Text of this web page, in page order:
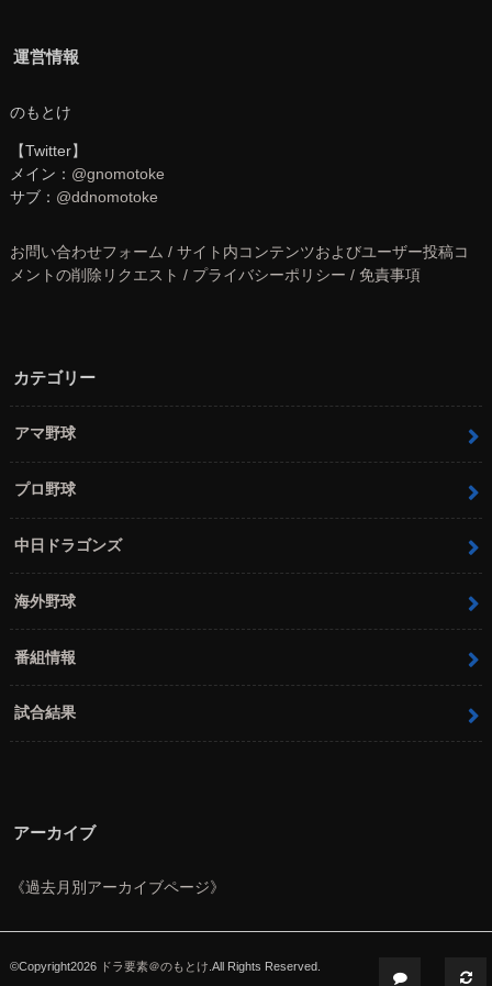
運営情報
のもとけ
【Twitter】
メイン： @gnomotoke
サブ： @ddnomotoke
お問い合わせフォーム / サイト内コンテンツおよびユーザー投稿コ
メントの削除リクエスト / プライバシーポリシー / 免責事項
カテゴリー
アマ野球
プロ野球
中日ドラゴンズ
海外野球
番組情報
試合結果
アーカイブ
《過去月別アーカイブページ》
©Copyright2026 ドラ要素＠のもとけ .All Rights Reserved.